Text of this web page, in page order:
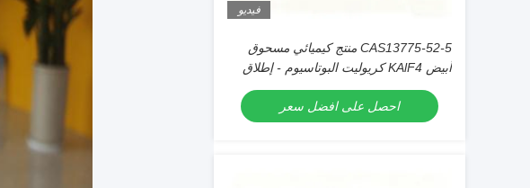
فيديو
CAS13775-52-5 منتج كيميائي مسحوق
أبيض KAlF4 كريوليت البوتاسيوم - إطلاق
العنان للإمكانات في الصناعات الكيميائية
احصل على افضل سعر